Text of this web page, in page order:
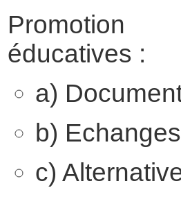
Promotion
éducatives :
a)
b)
c)